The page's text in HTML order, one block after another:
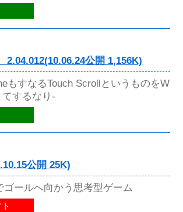
2.04.012(10.06.24公開 1,156K)
もすなるTouch ScrollというものをW
するなり-
公開 25K)
ゴールへ向かう思考型ゲーム